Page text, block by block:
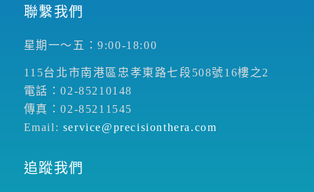
聯繫我們
星期一～五：9:00-18:00
115台北市南港區忠孝東路七段508號16樓之2
電話：02-85210148
傳真：02-85211545
Email: service@precisionthera.com
追蹤我們